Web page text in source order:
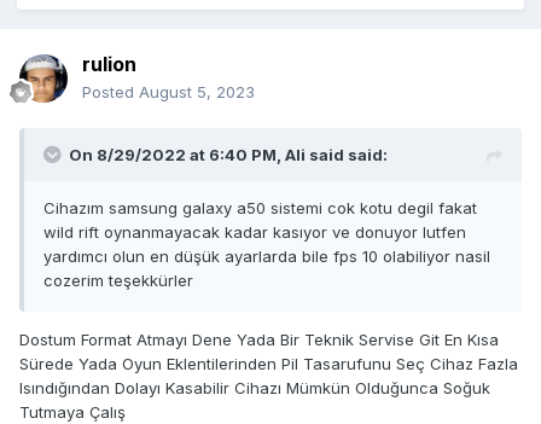
rulion
Posted August 5, 2023
On 8/29/2022 at 6:40 PM, Ali said said:
Cihazım samsung galaxy a50 sistemi cok kotu degil fakat
wild rift oynanmayacak kadar kasıyor ve donuyor lutfen
yardımcı olun en düşük ayarlarda bile fps 10 olabiliyor nasil
cozerim teşekkürler
Dostum Format Atmayı Dene Yada Bir Teknik Servise Git En Kısa
Sürede Yada Oyun Eklentilerinden Pil Tasarufunu Seç Cihaz Fazla
Isındığından Dolayı Kasabilir Cihazı Mümkün Olduğunca Soğuk
Tutmaya Çalış